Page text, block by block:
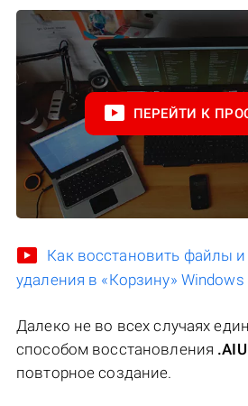
ПЕРЕЙТИ К
Как восстановить файлы
удаления в «Корзину» Windows
Далеко не во всех случаях
способом восстановления .AIU
повторное создание.